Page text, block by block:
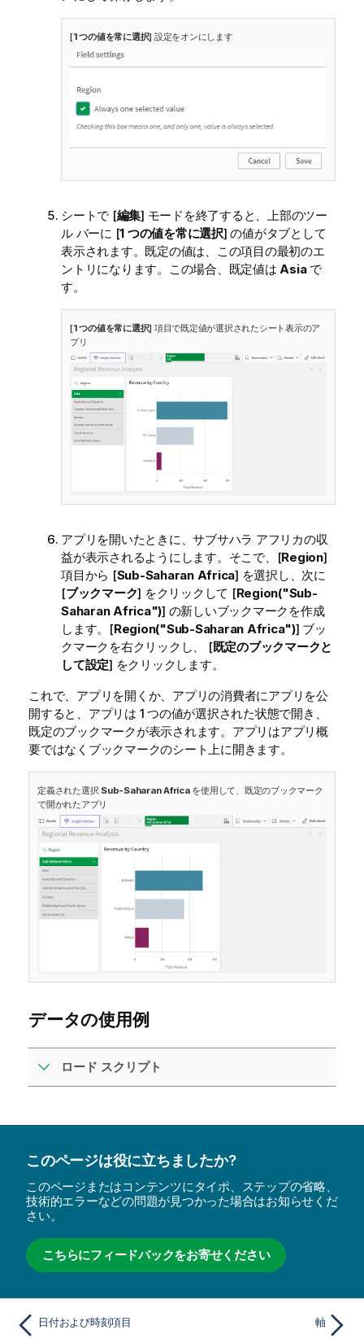
[1 つの値を常に選択] 設定をオンにします
シートで [編集] モードを終了すると、上部のツー
ル バーに [1 つの値を常に選択] の値がタブとして
表示されます。既定の値は、この項目の最初のエ
ントリになります。この場合、既定値はAsiaで
す。
[1 つの値を常に選択] 項目で既定値が選択されたシート表示のア
プリ
アプリを開いたときに、サブサハラ アフリカの収
益が表示されるようにします。そこで、[Region]
項目から [Sub-Saharan Africa] を選択し、次に
[ブックマーク] をクリックして [Region("Sub-
Saharan Africa")] の新しいブックマークを作成
します。[Region("Sub-Saharan Africa")] ブッ
クマークを右クリックし、 [既定のブックマークと
して設定] をクリックします。
これで、アプリを開くか、アプリの消費者にアプリを公
開すると、アプリは 1 つの値が選択された状態で開き、
既定のブックマークが表示されます。アプリはアプリ概
要ではなくブックマークのシート上に開きます。
定義された選択 Sub-Saharan Africaを使用して、既定のブックマーク
で開かれたアプリ
データの使用例
ロード スクリプト
このページは役に立ちましたか?
このページまたはコンテンツにタイポ、ステップの省略、
技術的エラーなどの問題が見つかった場合はお知らせくだ
さい。
こちらにフィードバックをお寄せください
日付および時刻項目 軸